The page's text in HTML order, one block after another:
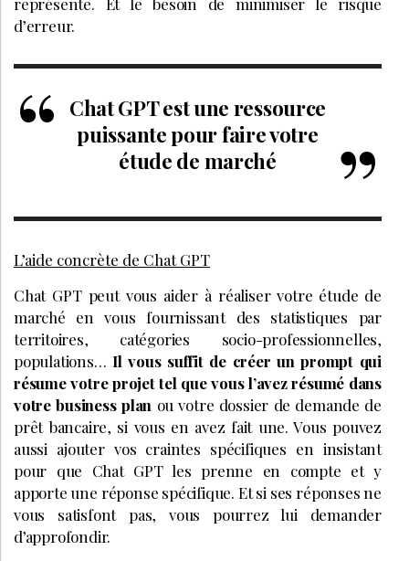
d’erreur.
Chat GPT est une ressource
puissante pour faire votre
étude de marché
L’aide concrète de Chat GPT
Chat GPT peut vous aider à réaliser votre étude de
marché en vous fournissant des statistiques par
territoires, catégories socio-professionnelles,
populations… Il vous suffit de créer un prompt qui
résume votre projet tel que vous l’avez résumé dans
votre business plan ou votre dossier de demande de
prêt bancaire, si vous en avez fait une. Vous pouvez
aussi ajouter vos craintes spécifiques en insistant
pour que Chat GPT les prenne en compte et y
apporte une réponse spécifique. Et si ses réponses ne
vous satisfont pas, vous pourrez lui demander
d’approfondir.